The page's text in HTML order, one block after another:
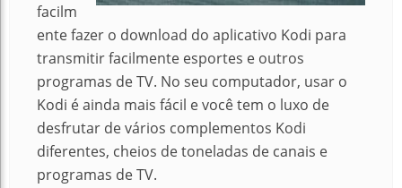
facilm
ente fazer o download do aplicativo Kodi para
transmitir facilmente esportes e outros
programas de TV. No seu computador, usar o
Kodi é ainda mais fácil e você tem o luxo de
desfrutar de vários complementos Kodi
diferentes, cheios de toneladas de canais e
programas de TV.